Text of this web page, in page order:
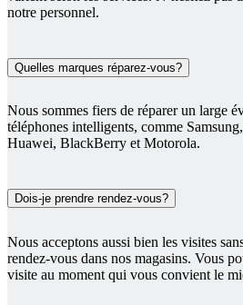
notre personnel.
Quelles marques réparez-vous?
Nous sommes fiers de réparer un large
téléphones intelligents, comme
Huawei, BlackBerry et Motorola.
Dois-je prendre rendez-vous?
Nous acceptons aussi bien les visites
rendez-vous dans nos magasins. Vous
visite au moment qui vous convient le